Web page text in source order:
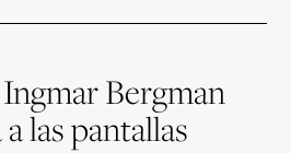
Bergman
las pantallas